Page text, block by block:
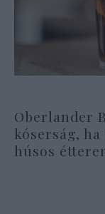
Oberlander
kóserság,
húsos